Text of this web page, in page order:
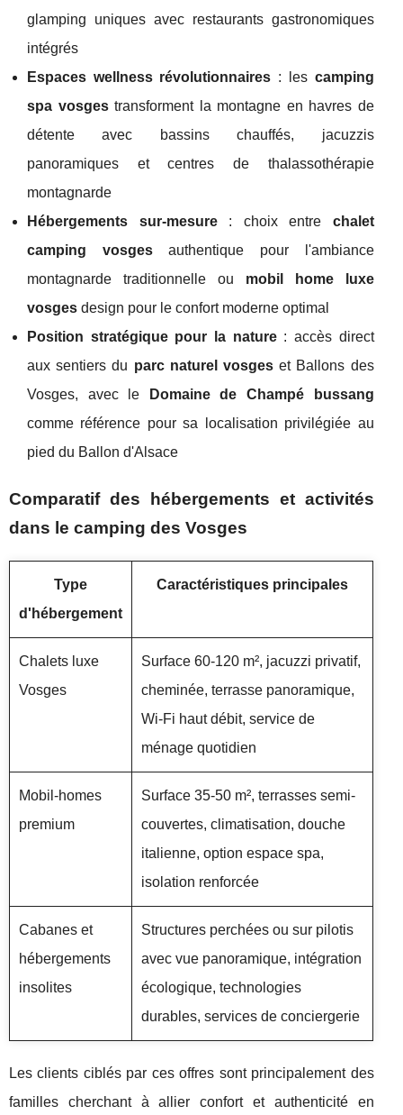
glamping uniques avec restaurants gastronomiques
intégrés
Espaces wellness révolutionnaires : les camping
spa vosgestransforment la montagne en havres de
détente avec bassins chauffés, jacuzzis
panoramiques et centres de thalassothérapie
montagnarde
Hébergements sur-mesure: choix entre chalet
camping vosgesauthentique pour l'ambiance
montagnarde traditionnelle ou mobil home luxe
vosges design pour le confort moderne optimal
Position stratégique pour la nature: accès direct
aux sentiers du parc naturel vosges et Ballons des
Vosges, avec le
Domaine de Champé bussang
comme référence pour sa localisation privilégiée au
pied du Ballon d'Alsace
Comparatif des hébergements et activités
dans le camping des Vosges
Type
d'hébergement
Caractéristiques principales
Chalets luxe
Vosges
Surface 60-120 m², jacuzzi privatif,
cheminée, terrasse panoramique,
Wi-Fi haut débit, service de
ménage quotidien
Mobil-homes
premium
Surface 35-50 m², terrasses semi-
couvertes, climatisation, douche
italienne, option espace spa,
isolation renforcée
Cabanes et
hébergements
insolites
Structures perchées ou sur pilotis
avec vue panoramique, intégration
écologique, technologies
durables, services de conciergerie
Les clients ciblés par ces offres sont principalement des
familles cherchant à allier confort et authenticité en